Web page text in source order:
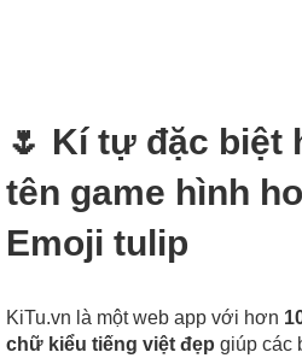
🌷 Kí tự đặc biệt
tên game hình
Emoji tulip
KiTu.vn là một web app với hơn
chữ kiểu tiếng việt đẹp giúp các